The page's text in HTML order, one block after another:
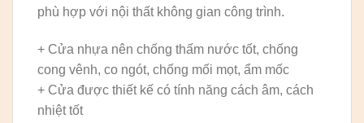
phù hợp với nội thất không gian công trình.
+ Cửa nhựa nên chống thấm nước tốt, chống
cong vênh, co ngót, chống mối mọt, ẩm mốc
+ Cửa được thiết kế có tính năng cách âm, cách
nhiệt tốt